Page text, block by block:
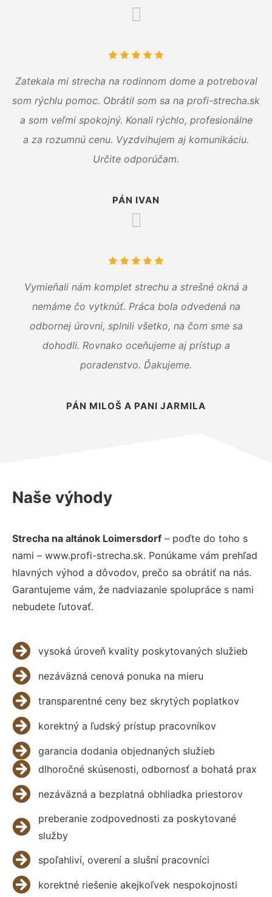
Zatekala mi strecha na rodinnom dome a potreboval
som rýchlu pomoc. Obrátil som sa na profi-strecha.sk
a som veľmi spokojný. Konali rýchlo, profesionálne
a za rozumnú cenu. Vyzdvihujem aj komunikáciu.
Určite odporúčam.
PÁN IVAN
Vymieňali nám komplet strechu a strešné okná a
nemáme čo vytknúť. Práca bola odvedená na
odbornej úrovni, splnili všetko, na čom sme sa
dohodli. Rovnako oceňujeme aj prístup a
poradenstvo. Ďakujeme.
PÁN MILOŠ A PANI JARMILA
Naše výhody
Strecha na altánok Loimersdorf – poďte do toho s
nami – www.profi-strecha.sk. Ponúkame vám prehľad
hlavných výhod a dôvodov, prečo sa obrátiť na nás.
Garantujeme vám, že nadviazanie spolupráce s nami
nebudete ľutovať.
vysoká úroveň kvality poskytovaných služieb
nezáväzná cenová ponuka na mieru
transparentné ceny bez skrytých poplatkov
korektný a ľudský prístup pracovníkov
garancia dodania objednaných služieb
dlhoročné skúsenosti, odbornosť a bohatá prax
nezáväzná a bezplatná obhliadka priestorov
preberanie zodpovednosti za poskytované
služby
spoľahliví, overení a slušní pracovníci
korektné riešenie akejkoľvek nespokojnosti